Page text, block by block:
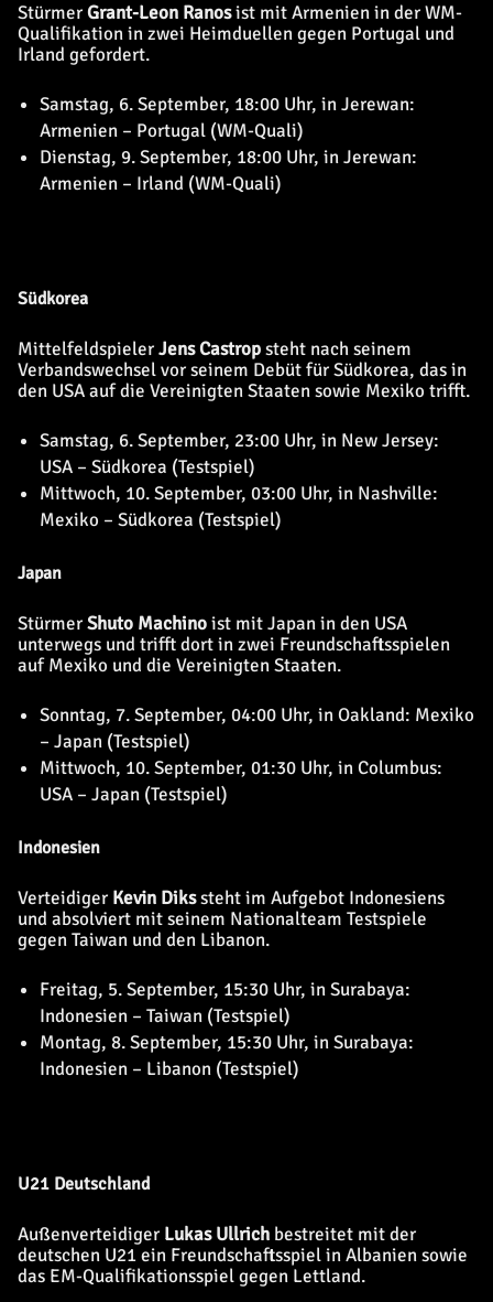
StürmerGrant-Leon Ranosist mit Armenien in der WM-
Qualifikation in zwei Heimduellen gegen Portugal und
Irland gefordert.
Samstag, 6. September, 18:00 Uhr, in Jerewan:
Armenien – Portugal (WM-Quali)
Dienstag, 9. September, 18:00 Uhr, in Jerewan:
Armenien – Irland (WM-Quali)
Südkorea
MittelfeldspielerJens Castropsteht nach seinem
Verbandswechsel vor seinem Debüt für Südkorea, das in
den USA auf die Vereinigten Staaten sowie Mexiko trifft.
Samstag, 6. September, 23:00 Uhr, in New Jersey:
USA – Südkorea (Testspiel)
Mittwoch, 10. September, 03:00 Uhr, in Nashville:
Mexiko – Südkorea (Testspiel)
Japan
StürmerShuto Machinoist mit Japan in den USA
unterwegs und trifft dort in zwei Freundschaftsspielen
auf Mexiko und die Vereinigten Staaten.
Sonntag, 7. September, 04:00 Uhr, in Oakland: Mexiko
– Japan (Testspiel)
Mittwoch, 10. September, 01:30 Uhr, in Columbus:
USA – Japan (Testspiel)
Indonesien
Verteidiger Kevin Dikssteht im Aufgebot Indonesiens
und absolviert mit seinem Nationalteam Testspiele
gegen Taiwan und den Libanon.
Freitag, 5. September, 15:30 Uhr, in Surabaya:
Indonesien – Taiwan (Testspiel)
Montag, 8. September, 15:30 Uhr, in Surabaya:
Indonesien – Libanon (Testspiel)
U21 Deutschland
Außenverteidiger Lukas Ullrich bestreitet mit der
deutschen U21 ein Freundschaftsspiel in Albanien sowie
das EM-Qualifikationsspiel gegen Lettland.